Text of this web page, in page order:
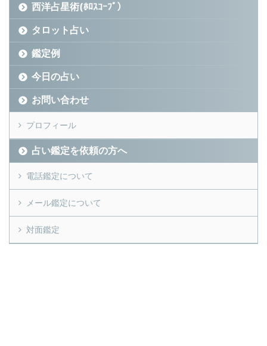
西洋占星術(ﾎﾛｽｺｰﾌﾟ）
タロット占い
鑑定例
今日の占い
お問い合わせ
プロフィール
占い鑑定を依頼の方へ
電話鑑定について
メール鑑定について
対面鑑定